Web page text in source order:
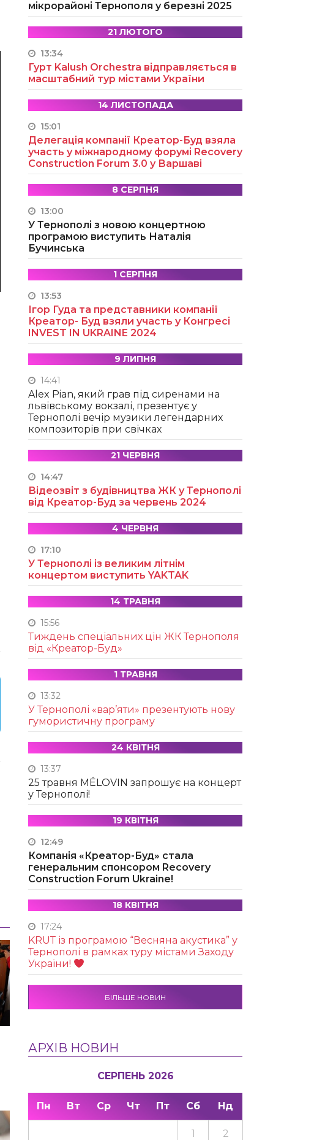
мікрорайоні Тернополя у березні 2025
21 ЛЮТОГО
13:34
Гурт Kalush Orchestra відправляється в
масштабний тур містами України
14 ЛИСТОПАДА
15:01
Делегація компанії Креатор-Буд взяла
участь у міжнародному форумі Recovery
Construction Forum 3.0 у Варшаві
8 СЕРПНЯ
13:00
У Тернополі з новою концертною
програмою виступить Наталія
Бучинська
1 СЕРПНЯ
13:53
Ігор Гуда та представники компанії
Креатор- Буд взяли участь у Конгресі
INVEST IN UKRAINE 2024
9 ЛИПНЯ
14:41
Alex Pian, який грав під сиренами на
львівському вокзалі, презентує у
Тернополі вечір музики легендарних
композиторів при свічках
21 ЧЕРВНЯ
14:47
Відеозвіт з будівництва ЖК у Тернополі
від Креатор-Буд за червень 2024
4 ЧЕРВНЯ
17:10
У Тернополі із великим літнім
концертом виступить YAKTAK
14 ТРАВНЯ
15:56
Тиждень спеціальних цін ЖК Тернополя
від «Креатор-Буд»
1 ТРАВНЯ
13:32
У Тернополі «вар’яти» презентують нову
гумористичну програму
24 КВІТНЯ
13:37
25 травня MÉLOVIN запрошує на концерт
у Тернополі!
19 КВІТНЯ
12:49
Компанія «Креатор-Буд» стала
генеральним спонсором Recovery
Construction Forum Ukraine!
18 КВІТНЯ
17:24
KRUТ із програмою “Весняна акустика” у
Тернополі в рамках туру містами Заходу
України!
БІЛЬШЕ НОВИН
АРХІВ НОВИН
СЕРПЕНЬ 2026
Пн Вт Ср Чт Пт Сб Нд
1 2